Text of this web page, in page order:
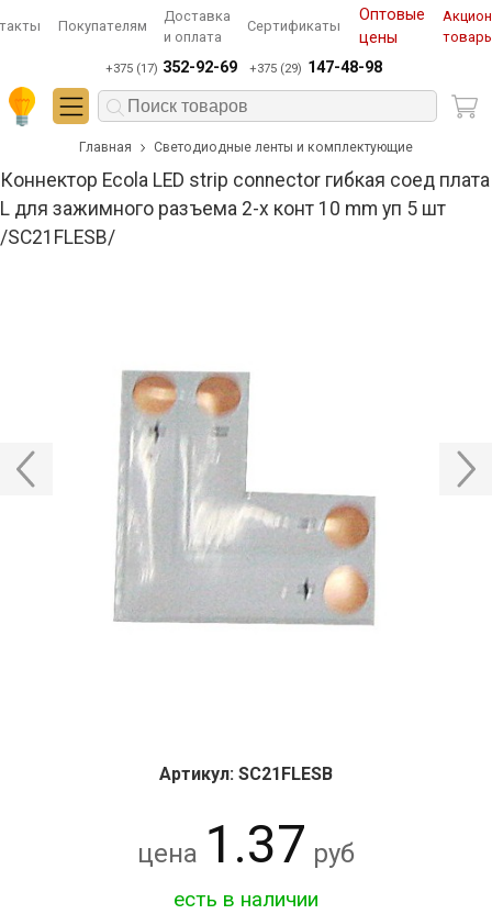
Покупателям
Доставка
и оплата
Сертификаты
Оптовые
цены
+375 (17) 352-92-69 +375 (29) 147-48-98
Главная Светодиодные ленты и комплектующие
Коннектор Ecola LED strip connector гибкая соед плата
L для зажимного разъема 2-х конт 10 mm уп 5 шт
/SC21FLESB/
Артикул: SC21FLESB
цена 1.37 руб
есть в наличии